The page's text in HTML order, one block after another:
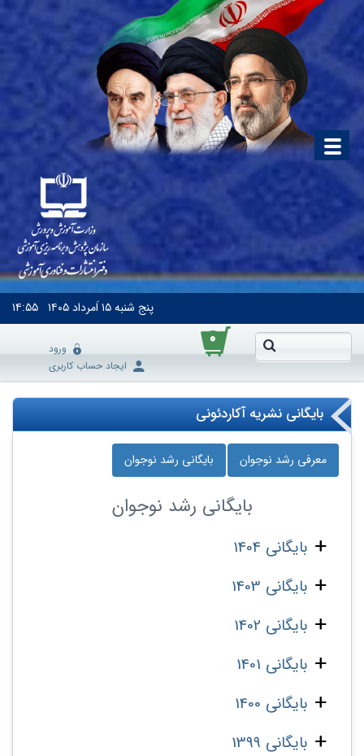
پنج شنبه۱۵ اَمرداد ۱۴۰۵ ۱۴:۵۵
۰
ورود
ایجاد حساب کاربری
بایگانی نشریه آکاردئونی
معرفی رشد نوجوان بایگانی رشد نوجوان
بایگانی رشد نوجوان
بایگانی 1404
بایگانی 1403
بایگانی 1402
بایگانی 1401
بایگانی 1400
بایگانی 1399